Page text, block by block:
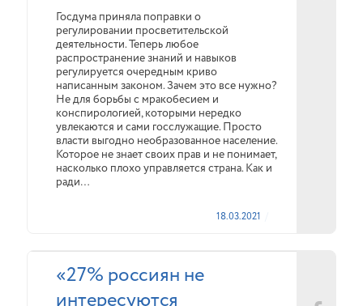
Госдума приняла поправки о
регулировании просветительской
деятельности. Теперь любое
распространение знаний и навыков
регулируется очередным криво
написанным законом. Зачем это все нужно?
Не для борьбы с мракобесием и
конспирологией, которыми нередко
увлекаются и сами госслужащие. Просто
власти выгодно необразованное население.
Которое не знает своих прав и не понимает,
насколько плохо управляется страна. Как и
ради…
18.03.2021
«27% россиян не
интересуются